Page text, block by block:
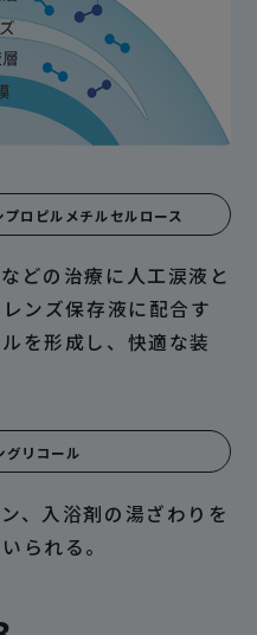
ロピルメチルセルロース
どの治療に人工涙液と
ンズ保存液に配合す
を形成し、快適な装
グリコール
、入浴剤の湯ざわりを
られる。